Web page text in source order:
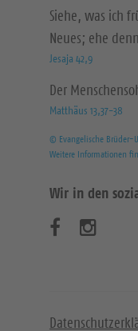
Siehe, was ich
Neues; ehe
Jesaja 42,9
Der
Matthäus 13,37-38
© Evangelische Brüder-
Weitere Informationen
Wir in den
u
u